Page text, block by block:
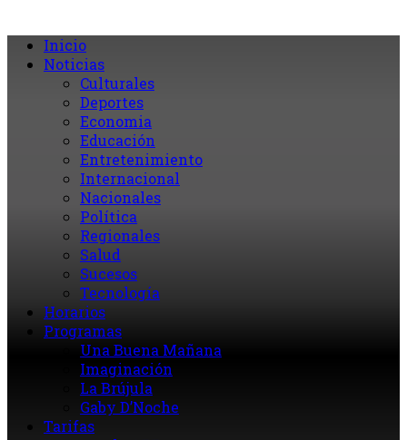
Inicio
Noticias
Culturales
Deportes
Economia
Educación
Entretenimiento
Internacional
Nacionales
Política
Regionales
Salud
Sucesos
Tecnología
Horarios
Programas
Una Buena Mañana
Imaginación
La Brújula
Gaby D’Noche
Tarifas